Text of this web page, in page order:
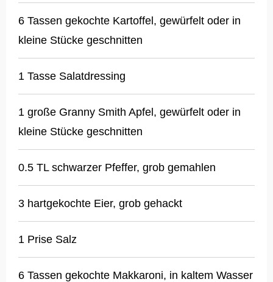
6 Tassen gekochte Kartoffel, gewürfelt oder in
kleine Stücke geschnitten
1 Tasse Salatdressing
1 große Granny Smith Apfel, gewürfelt oder in
kleine Stücke geschnitten
0.5 TL schwarzer Pfeffer, grob gemahlen
3 hartgekochte Eier, grob gehackt
1 Prise Salz
6 Tassen gekochte Makkaroni, in kaltem Wasser